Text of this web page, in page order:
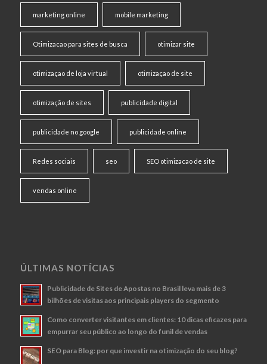
marketing online mobile marketing
Otimizacao para sites de busca otimizar site
otimizaçao de loja virtual otimizaçao de site
otimização de sites publicidade digital
publicidade no google publicidade online
Redes sociais seo SEO otimizacao de site
vendas online
ÚLTIMAS NOTÍCIAS
Publicidade de Sites de Apostas no Brasil leva mais de 3
bilhões de visitas aos principais players do segmento
Como converter visitantes em clientes: 10 dicas eficazes para
empurrar seu público ao longo do funil de vendas
SEO para Blog: por que investir na otimização do seu blog?